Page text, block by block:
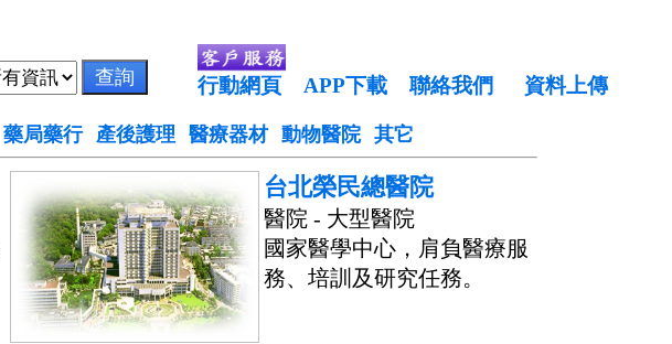
行動網頁 APP下載 聯絡我們 資料上傳
藥局藥行 產後護理 醫療器材 動物醫院 其它
台北榮民總醫院
醫院 - 大型醫院
國家醫學中心，肩負醫療服
務、培訓及研究任務。